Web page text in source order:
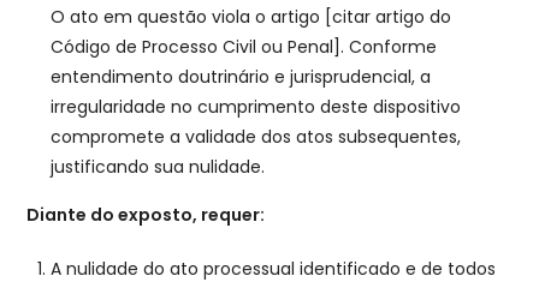
O ato em questão viola o artigo [citar artigo do
Código de Processo Civil ou Penal]. Conforme
entendimento doutrinário e jurisprudencial, a
irregularidade no cumprimento deste dispositivo
compromete a validade dos atos subsequentes,
justificando sua nulidade.
Diante do exposto, requer:
A nulidade do ato processual identificado e de todos